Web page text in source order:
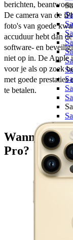
berichten,
De camera van de
foto's van goede
accuduur hebt dan
software- en
niet op in. De Apple
voor je als op zoek
met goede prestaties
te betalen.
Wanneer
Pro?